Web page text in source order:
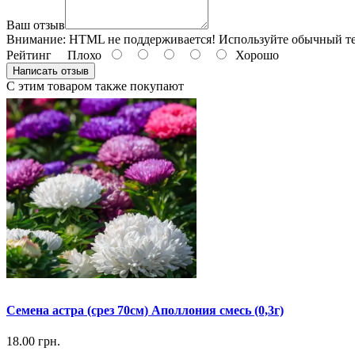
Ваш отзыв
Внимание: HTML не поддерживается! Используйте обычный
Рейтинг Плохо Хорошо
Написать отзыв
С этим товаром также покупают
Семена астра (срез 70см) Аполлония смесь (0,3г)
18.00 грн.